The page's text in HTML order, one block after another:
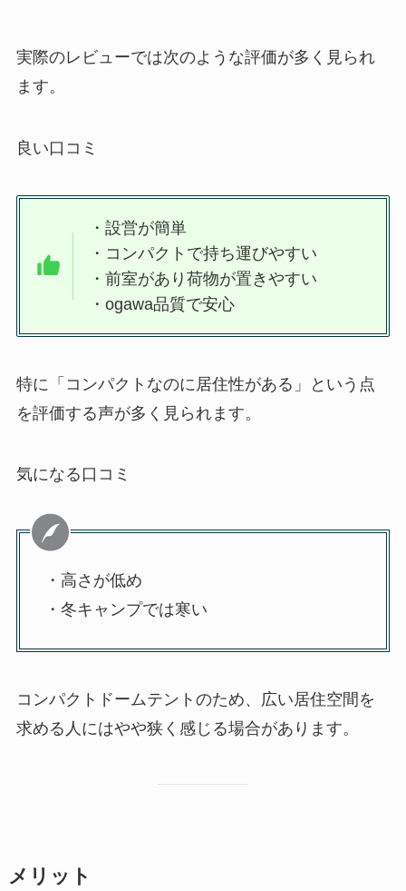
実際のレビューでは次のような評価が多く見られ
ます。
良い口コミ
・設営が簡単
・コンパクトで持ち運びやすい
・前室があり荷物が置きやすい
・ogawa品質で安心
特に「コンパクトなのに居住性がある」という点
を評価する声が多く見られます。
気になる口コミ
・高さが低め
・冬キャンプでは寒い
コンパクトドームテントのため、広い居住空間を
求める人にはやや狭く感じる場合があります。
メリット